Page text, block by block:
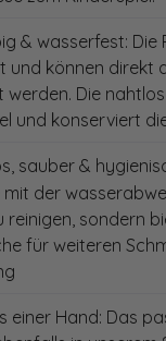
& wasserfest:
und können direkt
Die
und konserviert
sauber &
der
reinigen, sondern
für weiteren
einer Hand: Das